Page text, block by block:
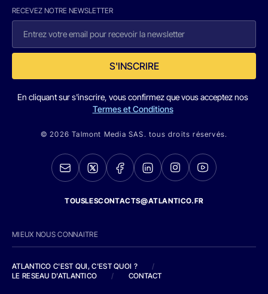
RECEVEZ NOTRE NEWSLETTER
S'INSCRIRE
En cliquant sur s'inscrire, vous confirmez que vous acceptez nos
Termes et Conditions
© 2026 Talmont Media SAS. tous droits réservés.
TOUSLESCONTACTS@ATLANTICO.FR
MIEUX NOUS CONNAITRE
ATLANTICO C'EST QUI, C'EST QUOI ?
/
LE RESEAU D'ATLANTICO
/ CONTACT